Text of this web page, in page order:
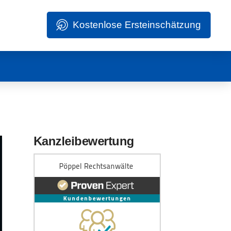
Kostenlose Ersteinschätzung
Kanzleibewertung